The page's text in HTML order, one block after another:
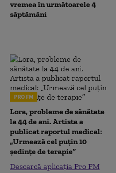
vremea în următoarele 4
săptămâni
PRO FM
Lora, probleme de sănătate
la 44 de ani. Artista a
publicat raportul medical:
„Urmează cel puțin 10
ședințe de terapie”
Descarcă aplicația Pro FM